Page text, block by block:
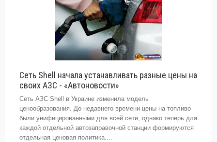
Сеть Shell начала устанавливать разные цены на
своих АЗС - «Автоновости»
Сеть АЗС Shell в Украине изменила модель
ценообразования. До недавнего времени цены на топливо
были унифицированными для всей сети, однако теперь для
каждой отдельной автозаправочной станции формируются
отдельная ценовая политика....